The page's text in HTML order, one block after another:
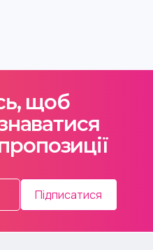
щоб
Підписатися